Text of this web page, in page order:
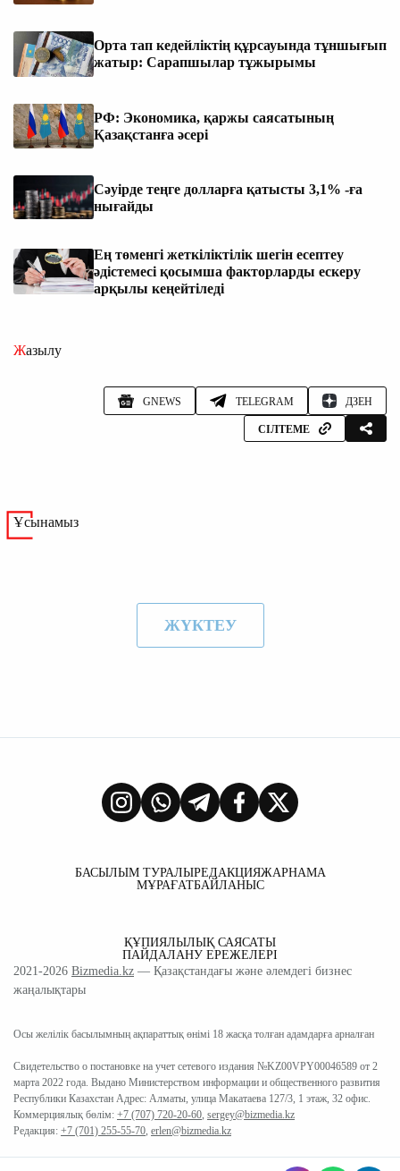
Орта тап кедейліктің құрсауында тұншығып
жатыр: Сарапшылар тұжырымы
РФ: Экономика, қаржы саясатының
Қазақстанға әсері
Сәуірде теңге долларға қатысты 3,1% -ға
нығайды
Ең төменгі жеткіліктілік шегін есептеу
әдістемесі қосымша факторларды ескеру
арқылы кеңейтіледі
Жазылу
GNEWS TELEGRAM ДЗЕН
СІЛТЕМЕ
Ұсынамыз
ЖҮКТЕУ
БАСЫЛЫМ ТУРАЛЫРЕДАКЦИЯЖАРНАМА
МҰРАҒАТБАЙЛАНЫС
ҚҰПИЯЛЫЛЫҚ САЯСАТЫ
ПАЙДАЛАНУ ЕРЕЖЕЛЕРІ
2021-2026 Bizmedia.kz — Қазақстандағы және әлемдегі бизнес
жаңалықтары
Осы желілік басылымның ақпараттық өнімі 18 жасқа толған адамдарға арналған
Свидетельство о постановке на учет сетевого издания №KZ00VPY00046589 от 2
марта 2022 года. Выдано Министерством информации и общественного развития
Республики Казахстан Адрес: Алматы, улица Макатаева 127/3, 1 этаж, 32 офис.
Коммерциялық бөлім: +7 (707) 720-20-60, sergey@bizmedia.kz
Редакция: +7 (701) 255-55-70, erlen@bizmedia.kz